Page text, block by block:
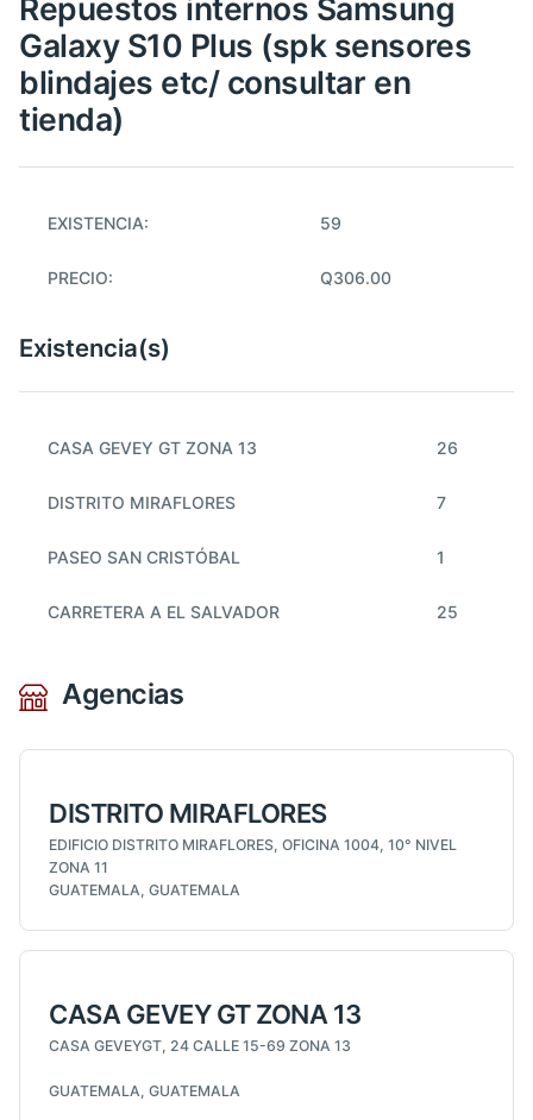
Repuestos internos Samsung
Galaxy S10 Plus (spk sensores
blindajes etc/ consultar en
tienda)
EXISTENCIA: 59
PRECIO: Q306.00
Existencia(s)
CASA GEVEY GT ZONA 13 26
DISTRITO MIRAFLORES 7
PASEO SAN CRISTÓBAL 1
CARRETERA A EL SALVADOR 25
Agencias
DISTRITO MIRAFLORES
EDIFICIO DISTRITO MIRAFLORES, OFICINA 1004, 10° NIVEL
ZONA 11
GUATEMALA, GUATEMALA
CASA GEVEY GT ZONA 13
CASA GEVEYGT, 24 CALLE 15-69 ZONA 13
GUATEMALA, GUATEMALA